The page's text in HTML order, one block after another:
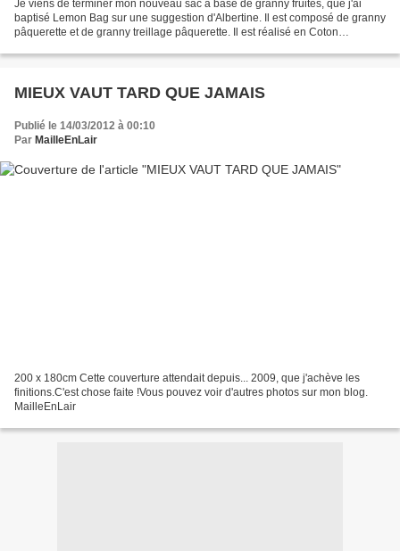
Je viens de terminer mon nouveau sac à base de granny fruités, que j'ai
baptisé Lemon Bag sur une suggestion d'Albertine. Il est composé de granny
pâquerette et de granny treillage pâquerette. Il est réalisé en Coton
MIEUX VAUT TARD QUE JAMAIS
Publié le 14/03/2012 à 00:10
Par MailleEnLair
200 x 180cm Cette couverture attendait depuis... 2009, que j'achève les
finitions.C'est chose faite !Vous pouvez voir d'autres photos sur mon blog.
MailleEnLair